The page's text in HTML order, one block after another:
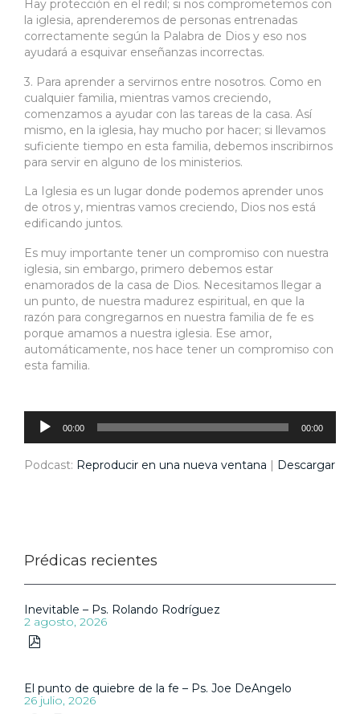
Hay protección en el redil; si nos comprometemos con
la iglesia, aprenderemos de personas entrenadas
correctamente según la Palabra de Dios y eso nos
ayudará a esquivar enseñanzas incorrectas.
3. Para aprender a servirnos entre nosotros. Como en
cualquier familia, mientras vamos creciendo,
comenzamos a ayudar con las tareas de la casa. Así
mismo, en la iglesia, hay mucho por hacer; si llevamos
suficiente tiempo en esta familia, debemos inscribirnos
para servir en alguno de los ministerios.
La Iglesia es un lugar donde podemos aprender unos
de otros y, mientras vamos creciendo, Dios nos está
edificando juntos.
Es muy importante tener un compromiso con nuestra
iglesia, sin embargo, primero debemos estar
enamorados de la casa de Dios. Necesitamos llegar a
un punto, de nuestra madurez espiritual, en que la
razón para congregarnos en nuestra familia de fe es
porque amamos a nuestra iglesia. Ese amor,
automáticamente, nos hace tener un compromiso con
esta familia.
Reproductor
audio 00:00 00:00
Podcast: Reproducir en una nueva ventana | Descargar
Prédicas recientes
Inevitable – Ps. Rolando Rodríguez
2 agosto, 2026

El punto de quiebre de la fe – Ps. Joe DeAngelo
26 julio, 2026